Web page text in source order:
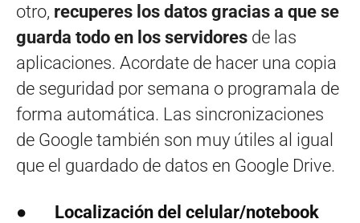
otro, recuperes los datos gracias a que se
guarda todo en los servidores de las
aplicaciones. Acordate de hacer una copia
de seguridad por semana o programala de
forma automática. Las sincronizaciones
de Google también son muy útiles al igual
que el guardado de datos en Google Drive.
● Localización del celular/notebook